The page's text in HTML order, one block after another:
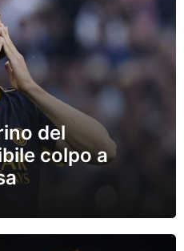
del
colpo a